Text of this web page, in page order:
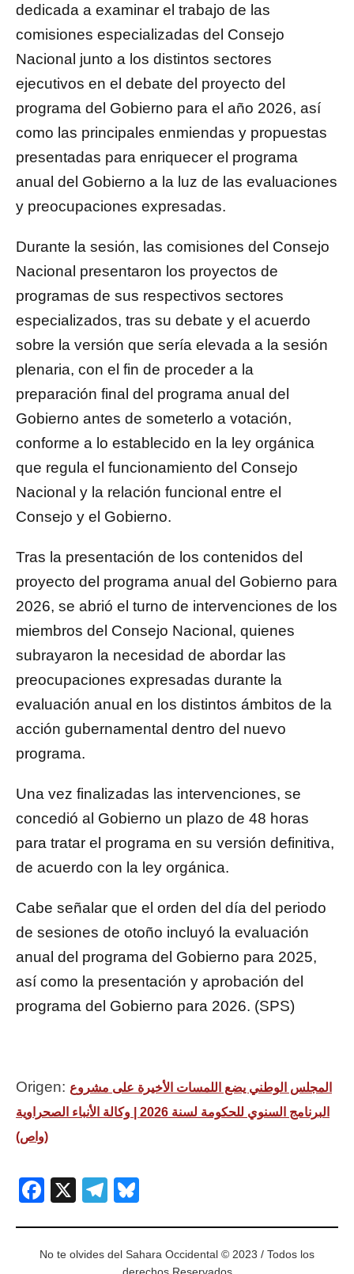
dedicada a examinar el trabajo de las
comisiones especializadas del Consejo
Nacional junto a los distintos sectores
ejecutivos en el debate del proyecto del
programa del Gobierno para el año 2026, así
como las principales enmiendas y propuestas
presentadas para enriquecer el programa
anual del Gobierno a la luz de las evaluaciones
y preocupaciones expresadas.
Durante la sesión, las comisiones del Consejo
Nacional presentaron los proyectos de
programas de sus respectivos sectores
especializados, tras su debate y el acuerdo
sobre la versión que sería elevada a la sesión
plenaria, con el fin de proceder a la
preparación final del programa anual del
Gobierno antes de someterlo a votación,
conforme a lo establecido en la ley orgánica
que regula el funcionamiento del Consejo
Nacional y la relación funcional entre el
Consejo y el Gobierno.
Tras la presentación de los contenidos del
proyecto del programa anual del Gobierno para
2026, se abrió el turno de intervenciones de los
miembros del Consejo Nacional, quienes
subrayaron la necesidad de abordar las
preocupaciones expresadas durante la
evaluación anual en los distintos ámbitos de la
acción gubernamental dentro del nuevo
programa.
Una vez finalizadas las intervenciones, se
concedió al Gobierno un plazo de 48 horas
para tratar el programa en su versión definitiva,
de acuerdo con la ley orgánica.
Cabe señalar que el orden del día del periodo
de sesiones de otoño incluyó la evaluación
anual del programa del Gobierno para 2025,
así como la presentación y aprobación del
programa del Gobierno para 2026. (SPS)
Origen: المجلس الوطني يضع اللمسات الأخيرة على مشروع
البرنامج السنوي للحكومة لسنة 2026 | وكالة الأنباء الصحراوية
(واص)
Facebook
X Telegram
No te olvides del Sahara Occidental © 2023 / Todos los
derechos Reservados